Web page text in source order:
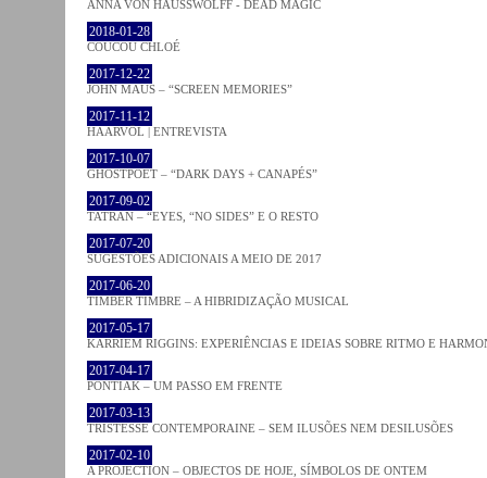
ANNA VON HAUSSWOLFF - DEAD MAGIC
2018-01-28
COUCOU CHLOÉ
2017-12-22
JOHN MAUS – “SCREEN MEMORIES”
2017-11-12
HAARVÖL | ENTREVISTA
2017-10-07
GHOSTPOET – “DARK DAYS + CANAPÉS”
2017-09-02
TATRAN – “EYES, “NO SIDES” E O RESTO
2017-07-20
SUGESTÕES ADICIONAIS A MEIO DE 2017
2017-06-20
TIMBER TIMBRE – A HIBRIDIZAÇÃO MUSICAL
2017-05-17
KARRIEM RIGGINS: EXPERIÊNCIAS E IDEIAS SOBRE RITMO E
2017-04-17
PONTIAK – UM PASSO EM FRENTE
2017-03-13
TRISTESSE CONTEMPORAINE – SEM ILUSÕES NEM DESILUSÕES
2017-02-10
A PROJECTION – OBJECTOS DE HOJE, SÍMBOLOS DE ONTEM